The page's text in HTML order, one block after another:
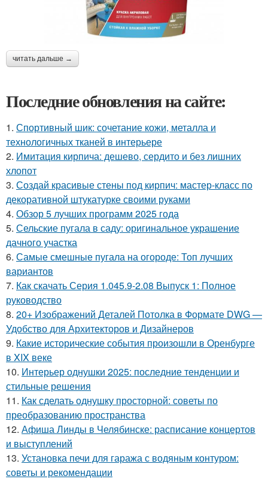
читать дальше →
Последние обновления на сайте:
1. Спортивный шик: сочетание кожи, металла и
технологичных тканей в интерьере
2. Имитация кирпича: дешево, сердито и без лишних
хлопот
3. Создай красивые стены под кирпич: мастер-класс по
декоративной штукатурке своими руками
4. Обзор 5 лучших программ 2025 года
5. Сельские пугала в саду: оригинальное украшение
дачного участка
6. Самые смешные пугала на огороде: Топ лучших
вариантов
7. Как скачать Серия 1.045.9-2.08 Выпуск 1: Полное
руководство
8. 20+ Изображений Деталей Потолка в Формате DWG —
Удобство для Архитекторов и Дизайнеров
9. Какие исторические события произошли в Оренбурге
в XIX веке
10. Интерьер однушки 2025: последние тенденции и
стильные решения
11. Как сделать однушку просторной: советы по
преобразованию пространства
12. Афиша Линды в Челябинске: расписание концертов
и выступлений
13. Установка печи для гаража с водяным контуром:
советы и рекомендации